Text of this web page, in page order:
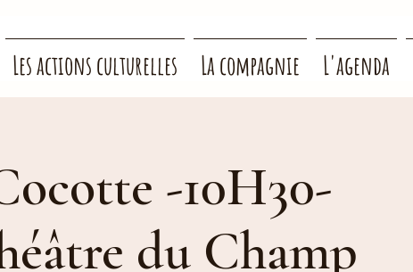
Les actions culturelles La compagnie L'agenda
-10H30-
du Champ